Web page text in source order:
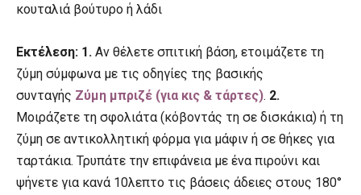
κουταλιά βούτυρο ή λάδι
Εκτέλεση: 1. Αν θέλετε σπιτική βάση, ετοιμάζετε τη
ζύμη σύμφωνα με τις οδηγίες της βασικής
συνταγής Ζύμη μπριζέ (για κις & τάρτες). 2.
Μοιράζετε τη σφολιάτα (κόβοντάς τη σε δισκάκια) ή τη
ζύμη σε αντικολλητική φόρμα για μάφιν ή σε θήκες για
ταρτάκια. Τρυπάτε την επιφάνεια με ένα πιρούνι και
ψήνετε για κανά 10λεπτο τις βάσεις άδειες στους 180°